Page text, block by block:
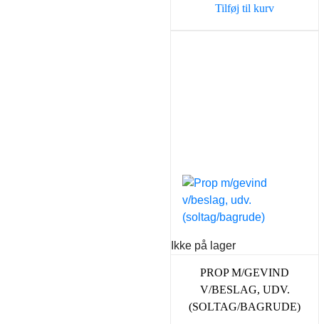
Tilføj til kurv
Ikke på lager
PROP M/GEVIND
V/BESLAG, UDV.
(SOLTAG/BAGRUDE)